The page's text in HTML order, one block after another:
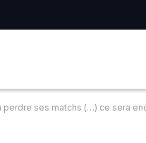
perdre ses matchs (…) ce sera